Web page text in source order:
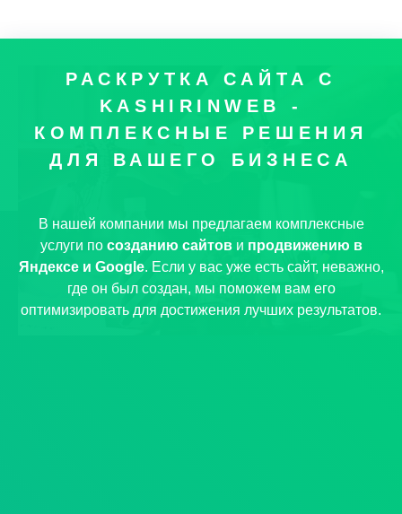
РАСКРУТКА САЙТА С
KASHIRINWEB -
КОМПЛЕКСНЫЕ РЕШЕНИЯ
ДЛЯ ВАШЕГО БИЗНЕСА
В нашей компании мы предлагаем комплексные
услуги по созданию сайтови продвижению в
Яндексе и Google. Если у вас уже есть сайт, неважно,
где он был создан, мы поможем вам его
оптимизировать для достижения лучших результатов.